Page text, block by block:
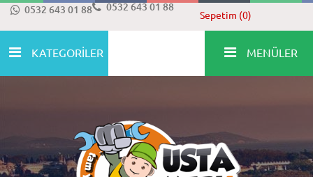
0532 643 01 88 0532 643 01 88
Sepetim (0)
KATEGORİLER MENÜLER